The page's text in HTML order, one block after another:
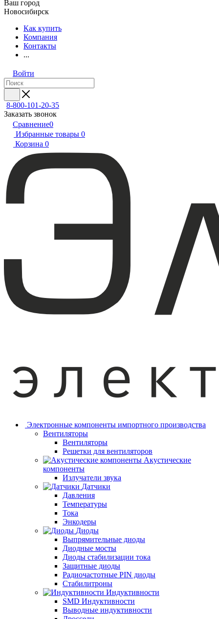
Ваш город
Новосибирск
Как купить
Компания
Контакты
...
Войти
8-800-101-20-35
Заказать звонок
Сравнение0
Избранные товары 0
Корзина 0
Электронные компоненты импортного производства
Вентиляторы
Вентиляторы
Решетки для вентиляторов
Акустические
компоненты
Излучатели звука
Датчики
Давления
Температуры
Тока
Энкодеры
Диоды
Выпрямительные диоды
Диодные мосты
Диоды стабилизации тока
Защитные диоды
Радиочастотные PIN диоды
Стабилитроны
Индуктивности
SMD Индуктивности
Выводные индуктивности